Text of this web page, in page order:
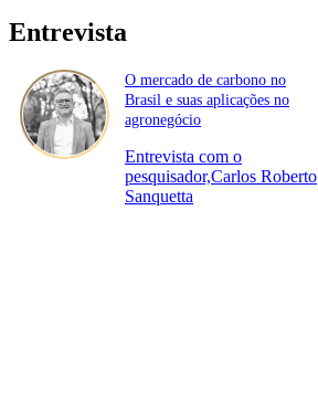
Entrevista
O mercado de carbono no
Brasil e suas aplicações no
agronegócio
Entrevista com o
pesquisador,Carlos Roberto
Sanquetta